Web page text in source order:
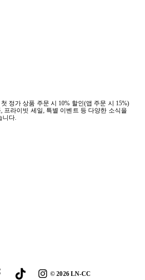
정가 상품 주문 시 10% 할인(앱 주문 시 15%)
프라이빗 세일, 특별 이벤트 등 다양한 소식을
니다.
©2026LN-CC